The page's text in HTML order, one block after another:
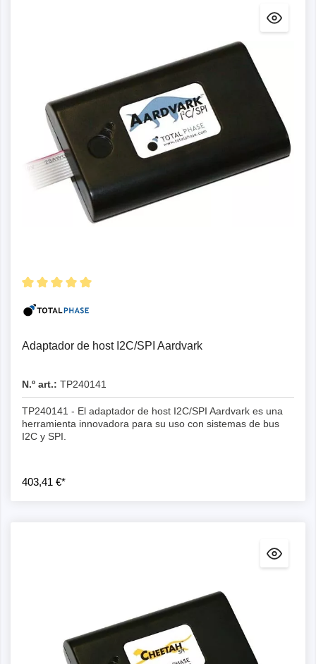
Adaptador de host I2C/SPI Aardvark
N.º art.: TP240141
TP240141 - El adaptador de host I2C/SPI Aardvark es una
herramienta innovadora para su uso con sistemas de bus
I2C y SPI.
403,41 €*